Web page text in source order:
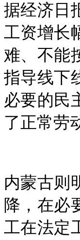
据经济日
工资增长
难、不能
指导线下
必要的民
了正常劳
内蒙古则
降，在必
工在法定